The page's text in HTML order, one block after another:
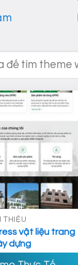
THIỆU
vật liệu trang
dựng